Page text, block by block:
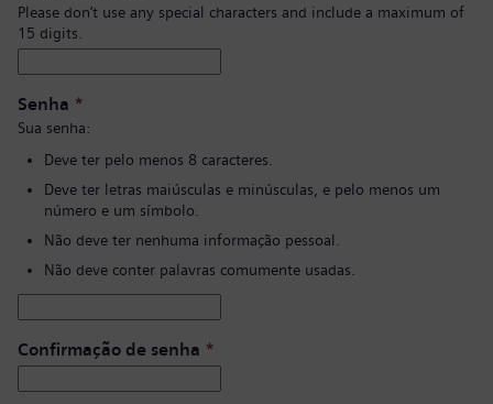
Please don’t use any special characters and include a maximum of
15 digits.
Senha *
Sua senha:
Deve ter pelo menos 8 caracteres.
Deve ter letras maiúsculas e minúsculas, e pelo menos um
número e um símbolo.
Não deve ter nenhuma informação pessoal.
Não deve conter palavras comumente usadas.
Confirmação de senha *